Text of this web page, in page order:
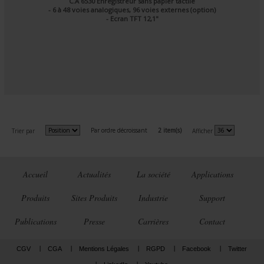
- 6 à 48 voies analogiques, 96 voies externes (option)
- Ecran TFT 12,1"
Trier par Par ordre décroissant 2 item(s) Afficher
Accueil Actualités La société Applications
Produits Sites Produits Industrie Support
Publications Presse Carrières Contact
CGV CGA Mentions Légales RGPD Facebook Twitter